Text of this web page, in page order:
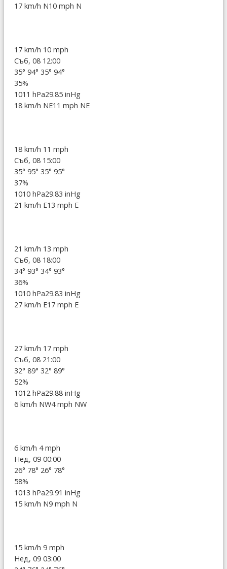
17 km/h N10 mph N
17 km/h 10 mph
Съб, 08 12:00
35° 94° 35° 94°
35%
1011 hPa29.85 inHg
18 km/h NE11 mph NE
18 km/h 11 mph
Съб, 08 15:00
35° 95° 35° 95°
37%
1010 hPa29.83 inHg
21 km/h E13 mph E
21 km/h 13 mph
Съб, 08 18:00
34° 93° 34° 93°
36%
1010 hPa29.83 inHg
27 km/h E17 mph E
27 km/h 17 mph
Съб, 08 21:00
32° 89° 32° 89°
52%
1012 hPa29.88 inHg
6 km/h NW4 mph NW
6 km/h 4 mph
Нед, 09 00:00
26° 78° 26° 78°
58%
1013 hPa29.91 inHg
15 km/h N9 mph N
15 km/h 9 mph
Нед, 09 03:00